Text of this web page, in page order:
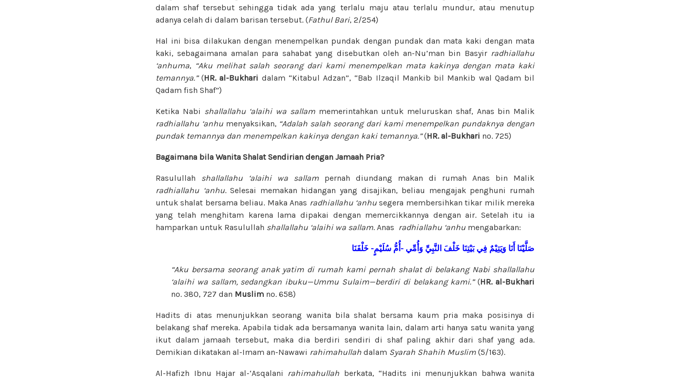
dalam shaf tersebut sehingga tidak ada yang terlalu maju atau terlalu mundur, atau menutup
adanya celah di dalam barisan tersebut. (Fathul Bari, 2/254)
Hal ini bisa dilakukan dengan menempelkan pundak dengan pundak dan mata kaki dengan mata
kaki, sebagaimana amalan para sahabat yang disebutkan oleh an-Nu’man bin Basyir radhiallahu
‘anhuma, “Aku melihat salah seorang dari kami menempelkan mata kakinya dengan mata kaki
temannya.”(HR. al-Bukhari dalam “Kitabul Adzan”, “Bab Ilzaqil Mankib bil Mankib wal Qadam bil
Qadam fish Shaf”)
Ketika Nabi shallallahu ‘alaihi wa sallammemerintahkan untuk meluruskan shaf, Anas bin Malik
radhiallahu ‘anhumenyaksikan, “Adalah salah seorang dari kami menempelkan pundaknya dengan
pundak temannya dan menempelkan kakinya dengan kaki temannya.”(HR. al-Bukhari no. 725)
Bagaimana bila Wanita Shalat Sendirian dengan Jamaah Pria?
Rasulullah shallallahu ‘alaihi wa sallam pernah diundang makan di rumah Anas bin Malik
radhiallahu ‘anhu. Selesai memakan hidangan yang disajikan, beliau mengajak penghuni rumah
untuk shalat bersama beliau. Maka Anas radhiallahu ‘anhusegera membersihkan tikar milik mereka
yang telah menghitam karena lama dipakai dengan memercikkannya dengan air. Setelah itu ia
hamparkan untuk Rasulullah shallallahu ‘alaihi wa sallam. Anas radhiallahu ‘anhu mengabarkan:
صَلَّيْنَا أَنَا وَيَتِيْمٌ فِي بَيْتِنَا خَلْفَ النَّبِيِّ وَأُمِّي -أُمُّ سُلَيْمٍ- خَلْفَنَا
“Aku bersama seorang anak yatim di rumah kami pernah shalat di belakang Nabi shallallahu
‘alaihi wa sallam, sedangkan ibuku—Ummu Sulaim—berdiri di belakang kami.”(HR. al-Bukhari
no. 380, 727 dan Muslim no. 658)
Hadits di atas menunjukkan seorang wanita bila shalat bersama kaum pria maka posisinya di
belakang shaf mereka. Apabila tidak ada bersamanya wanita lain, dalam arti hanya satu wanita yang
ikut dalam jamaah tersebut, maka dia berdiri sendiri di shaf paling akhir dari shaf yang ada.
Demikian dikatakan al-Imam an-Nawawi rahimahullah dalam Syarah Shahih Muslim (5/163).
Al-Hafizh Ibnu Hajar al-‘Asqalani rahimahullah berkata, “Hadits ini menunjukkan bahwa wanita